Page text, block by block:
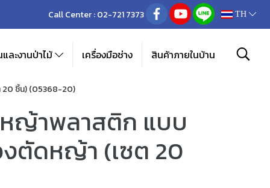
Call Center :02-721 7373 TH
ละงานป่าไม้ เครื่องมือช่าง สินค้าภายในบ้าน
20 ชิ้น) (05368-20)
ญ้าพลาสติก แบบ
ตัดหญ้า (เซต 20